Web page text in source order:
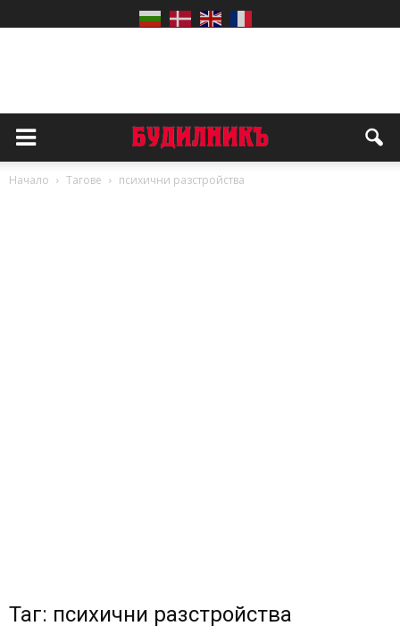
Начало Тагове психични разстройства
Таг: психични разстройства